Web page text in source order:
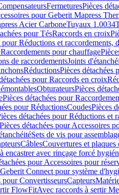
FermeturesPièces
pour Geberit Mapress
Acier CarboneTuyaux 1.0034
pour TésRaccords en croix
pour Réductions et raccordements,
Raccordements pour chauffage
de raccordementsJoints
RéductionsPièces détachées
pour Raccords en croix
ObturateursPièces
Pièces détachées pour
pour RéductionsCoudesPièces
détachées pour Réductions et
Pièces détachées pour Accessoires
Sets de vis pour
CâblesCouvertures et plaques
encastrer avec rinçage forcé
pour Accessoires pour
Connect pour système
pour ConvertisseursCapteurs
FlowFitAvec raccords à sertir